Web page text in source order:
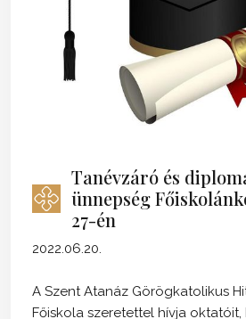
Tanévzáró és
ünnepség
27-én
2022.06.20.
A Szent Atanáz Görögkatolikus
Főiskola szeretettel hívja